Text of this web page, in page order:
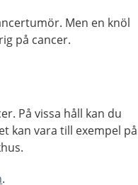
Men en knöl
på cancer.
På vissa håll kan du
kan vara till exempel på
.